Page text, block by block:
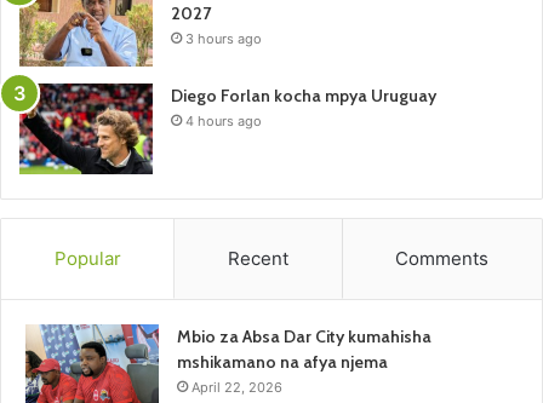
2027
3 hours ago
Diego Forlan kocha mpya Uruguay
4 hours ago
Popular Recent Comments
Mbio za Absa Dar City kumahisha
mshikamano na afya njema
April 22, 2026